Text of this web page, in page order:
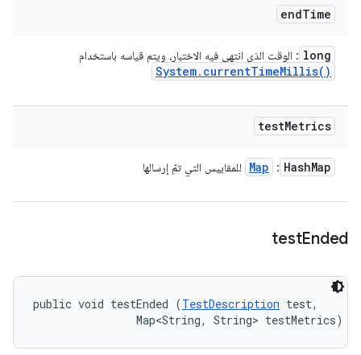
endTime
long : الوقت الذي انتهى فيه الاختبار، ويتم قياسه باستخدام
System. currentTimeMillis( )
testMetrics
HashMap
:
Map للمقاييس التي تمّ إرسالها
testEnded
public void testEnded (TestDescription test,
                Map<String, String> testMetrics)